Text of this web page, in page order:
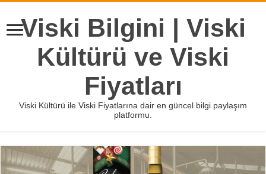
Viski Bilgini | Viski
Kültürü ve Viski
Fiyatları
Viski Kültürü ile Viski Fiyatlarına dair en güncel bilgi paylaşım
platformu.